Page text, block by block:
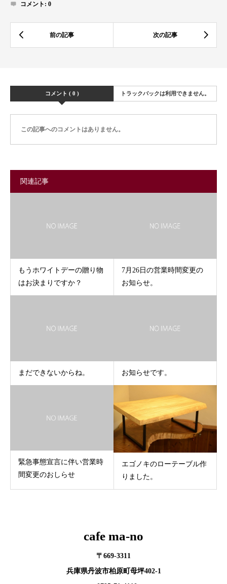
コメント: 0
コメント ( 0 ) トラックバックは利用できません。
この記事へのコメントはありません。
関連記事
もうホワイトデーの贈り物
はお決まりですか？
7月26日の営業時間変更の
お知らせ。
まだできないからね。 お知らせです。
緊急事態宣言に伴い営業時
間変更のおしらせ
エゴノキのローテーブル作
りました。
cafe ma-no
〒669-3311
兵庫県丹波市柏原町母坪402-1